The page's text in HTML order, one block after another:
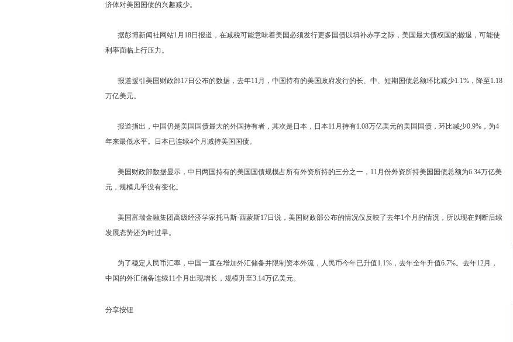
济体对美国国债的兴趣减少。
据彭博新闻社网站1月18日报道，在减税可能意味着美国必须发行更多国债以填补赤字之际，美国最大债权国的撤退，可能使
利率面临上行压力。
报道援引美国财政部17日公布的数据，去年11月，中国持有的美国政府发行的长、中、短期国债总额环比减少1.1%，降至1.18
万亿美元。
报道指出，中国仍是美国国债最大的外国持有者，其次是日本，日本11月持有1.08万亿美元的美国国债，环比减少0.9%，为4
年来最低水平。日本已连续4个月减持美国国债。
美国财政部数据显示，中日两国持有的美国国债规模占所有外资所持的三分之一，11月份外资所持美国国债总额为6.34万亿美
元，规模几乎没有变化。
美国富瑞金融集团高级经济学家托马斯·西蒙斯17日说，美国财政部公布的情况仅反映了去年1个月的情况，所以现在判断后续
发展态势还为时过早。
为了稳定人民币汇率，中国一直在增加外汇储备并限制资本外流，人民币今年已升值1.1%，去年全年升值6.7%。去年12月，
中国的外汇储备连续11个月出现增长，规模升至3.14万亿美元。
分享按钮